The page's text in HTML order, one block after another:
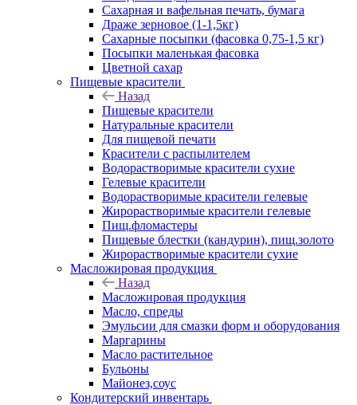
Сахарная и вафельная печать, бумага
Драже зерновое (1-1,5кг)
Сахарные посыпки (фасовка 0,75-1,5 кг)
Посыпки маленькая фасовка
Цветной сахар
Пищевые красители
Назад
Пищевые красители
Натуральные красители
Для пищевой печати
Красители с распылителем
Водорастворимые красители сухие
Гелевые красители
Водорастворимые красители гелевые
Жирорастворимые красители гелевые
Пищ.фломастеры
Пищевые блестки (кандурин), пищ.золото
Жирорастворимые красители сухие
Масложировая продукция
Назад
Масложировая продукция
Масло, спреды
Эмульсии для смазки форм и оборудования
Маргарины
Масло растительное
Бульоны
Майонез,соус
Кондитерский инвентарь